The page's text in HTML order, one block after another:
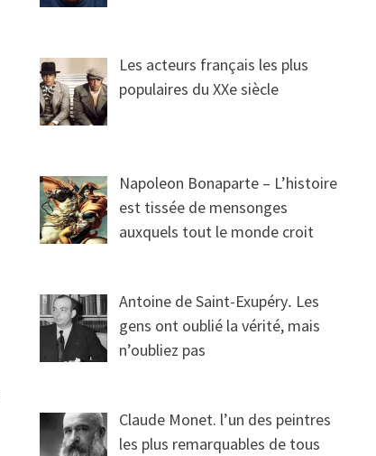
Les acteurs français les plus
populaires du XXe siècle
Napoleon Bonaparte – L’histoire
est tissée de mensonges
auxquels tout le monde croit
Antoine de Saint-Exupéry․ Les
gens ont oublié la vérité, mais
n’oubliez pas
Claude Monet. l’un des peintres
les plus remarquables de tous